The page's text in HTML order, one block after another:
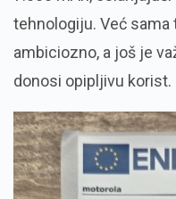
tehnologiju. Već
ambiciozno, a još je
donosi opipljivu korist.